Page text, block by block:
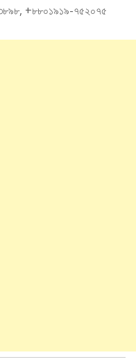
+৮৮০১৯১৯-৭৫২০৭৫